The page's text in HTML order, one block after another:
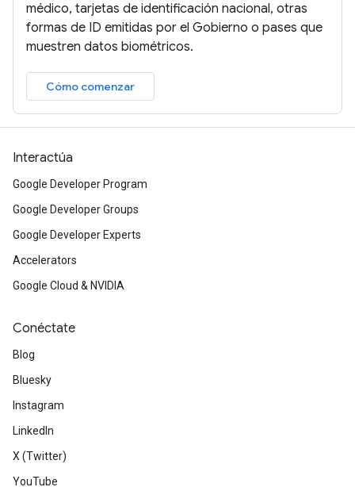
médico, tarjetas de identificación nacional, otras
formas de ID emitidas por el Gobierno o pases que
muestren datos biométricos.
Cómo comenzar
Interactúa
Google Developer Program
Google Developer Groups
Google Developer Experts
Accelerators
Google Cloud & NVIDIA
Conéctate
Blog
Bluesky
Instagram
LinkedIn
X (Twitter)
YouTube